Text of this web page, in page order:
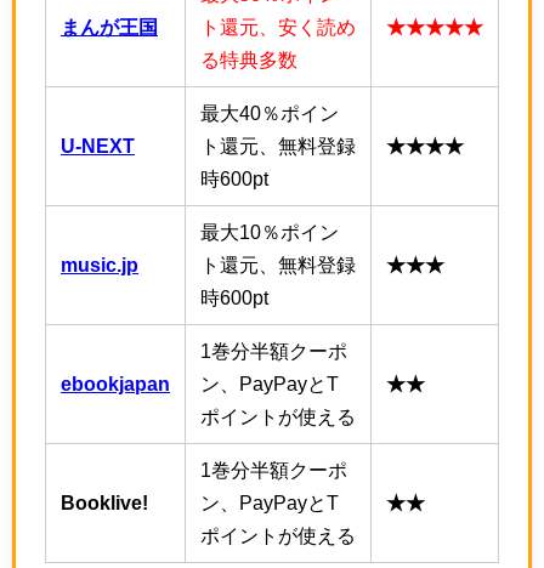
まんが王国
ト還元、安く読め
る特典多数
★★★★★
U-NEXT
最大40％ポイン
ト還元、無料登録
時600pt
★★★★
music.jp
最大10％ポイン
ト還元、無料登録
時600pt
★★★
ebookjapan
1巻分半額クーポ
ン、PayPayとT
ポイントが使える
★★
Booklive!
1巻分半額クーポ
ン、PayPayとT
ポイントが使える
★★